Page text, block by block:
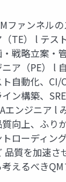
ファンネル
（TE） l テス
戦略立案・
ニア（PE） l
ト自動化、CI/
イン構築、
エンジニア l
質向上、ふり
トローディン
品質を加速
考えるべき